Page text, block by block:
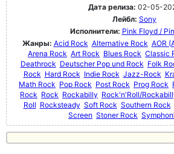
Дата релиза: 02-05-
Лейбл: Sony
Исполнители: Pink Floyd /
Жанры: Acid Rock Alternative Rock AOR
Arena Rock Art Rock Blues Rock Classic
Deathrock Deutscher Pop und Rock Folk
Rock Hard Rock Indie Rock Jazz-Rock
Math Rock Pop Rock Post Rock Prog Rock
Rock Rock Rockabilly Rock'n'Roll/
Roll Rocksteady Soft Rock Southern Rock
Screen Stoner Rock